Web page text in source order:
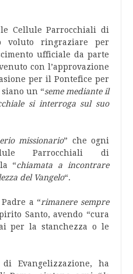
Cellule Parrocchiali di
voluto ringraziare per
ufficiale da parte
con l’approvazione
per il Pontefice per
un “seme mediante il
si interroga sul suo
missionario” che ogni
Parrocchiali di
“chiamata a incontrare
del Vangelo“.
a “rimanere sempre
Santo, avendo “cura
per la stanchezza o le
Evangelizzazione, ha